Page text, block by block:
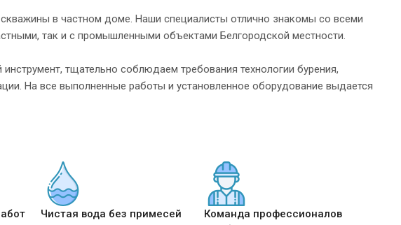
в частном доме. Наши специалисты отлично знакомы со всеми
так и с промышленными объектами Белгородской местности.
тщательно соблюдаем требования технологии бурения,
На все выполненные работы и установленное оборудование выдается
Чистая вода без примесей Команда профессионалов